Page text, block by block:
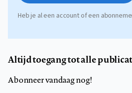
Heb je al een account of een
Altijd toegang tot alle
Abonneer vandaag nog!